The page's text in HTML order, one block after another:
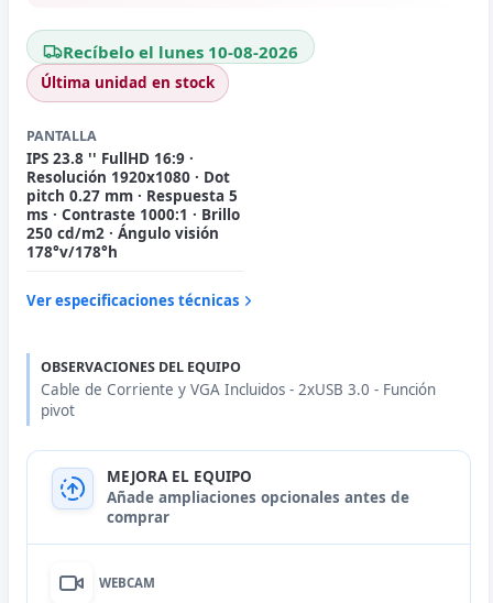
Recíbelo el lunes 10-08-2026
Última unidad en stock
PANTALLA
IPS 23.8 '' FullHD 16:9 ·
Resolución 1920x1080 · Dot
pitch 0.27 mm · Respuesta 5
ms · Contraste 1000:1 · Brillo
250 cd/m2 · Ángulo visión
178°v/178°h
Ver especificaciones técnicas
OBSERVACIONES DEL EQUIPO
Cable de Corriente y VGA Incluidos - 2xUSB 3.0 - Función
pivot
MEJORA EL EQUIPO
Añade ampliaciones opcionales antes de
comprar
WEBCAM